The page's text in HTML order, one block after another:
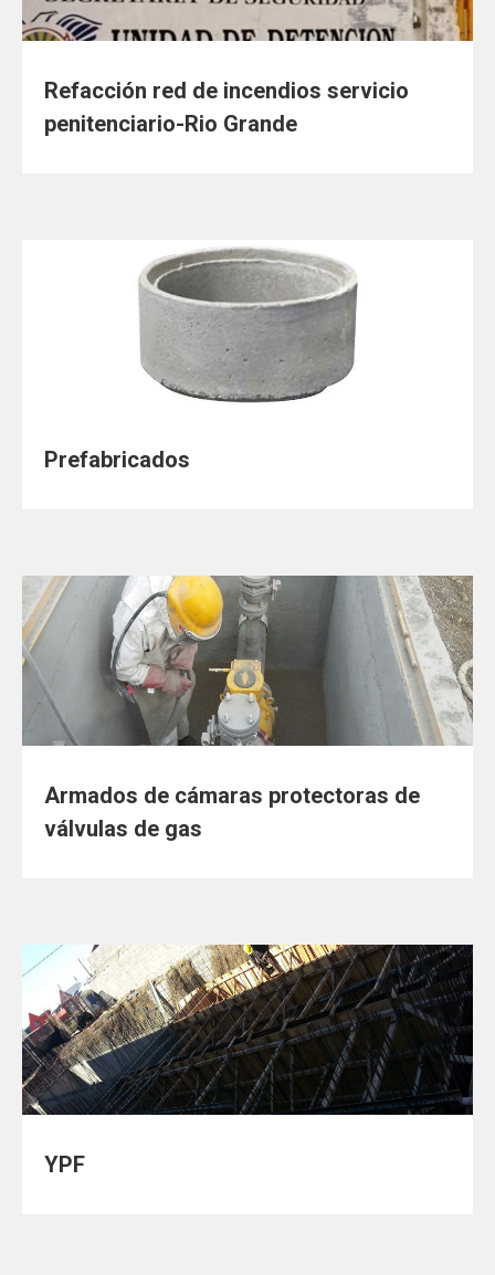
Refacción red de incendios servicio
penitenciario-Rio Grande
Prefabricados
Armados de cámaras protectoras de
válvulas de gas
YPF